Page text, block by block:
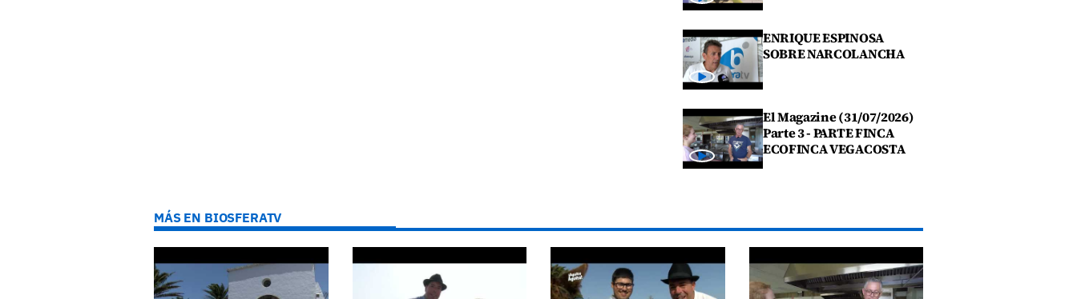
ENRIQUE ESPINOSA
SOBRE NARCOLANCHA
El Magazine (31/07/2026)
Parte 3 - PARTE FINCA
ECOFINCA VEGACOSTA
MÁS EN BIOSFERATV